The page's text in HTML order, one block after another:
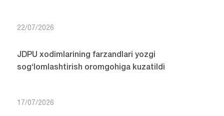
22/07/2026
JDPU xodimlarining farzandlari yozgi
sog‘lomlashtirish oromgohiga kuzatildi
17/07/2026